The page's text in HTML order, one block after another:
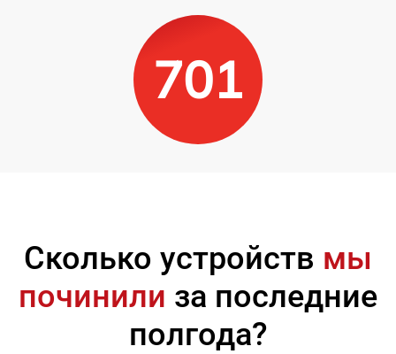
701
Сколько устройств мы
починили за последние
полгода?